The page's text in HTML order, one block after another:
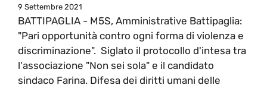
9 Settembre 2021
BATTIPAGLIA - M5S, Amministrative Battipaglia:
"Pari opportunità contro ogni forma di violenza e
discriminazione". Siglato il protocollo d'intesa tra
l'associazione "Non sei sola" e il candidato
sindaco Farina. Difesa dei diritti umani delle